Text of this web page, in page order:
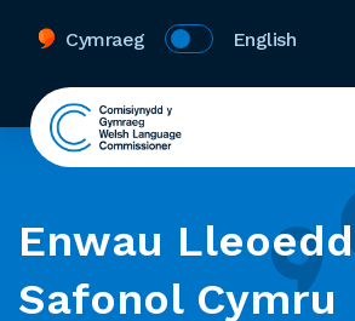
Cymraeg English
Enwau Lleoedd
Safonol Cymru